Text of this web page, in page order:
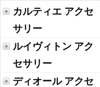
カルティエ アクセ
サリー
ルイヴィトン アク
セサリー
ディオール アクセ